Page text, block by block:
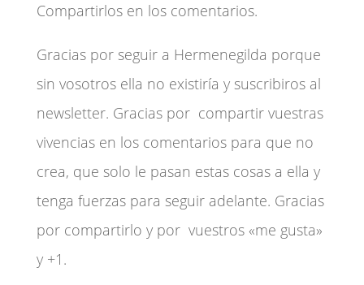
Compartirlos en los comentarios.
Gracias por seguir a Hermenegilda porque
sin vosotros ella no existiría y suscribiros al
newsletter. Gracias por compartir vuestras
vivencias en los comentarios para que no
crea, que solo le pasan estas cosas a ella y
tenga fuerzas para seguir adelante. Gracias
por compartirlo y por vuestros «me gusta»
y +1.